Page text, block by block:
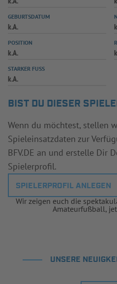
GEBURTSDATUM
k.A.
POSITION
k.A.
STARKER FUSS
k.A.
BIST DU DIESER
Wenn du möchtest, stellen
Spieleinsatzdaten zur
BFV.DE an und erstelle Dir
Spielerprofil.
SPIELERPROFIL ANLEGEN
Wir zeigen euch die
Amateurfußball,
UNSERE